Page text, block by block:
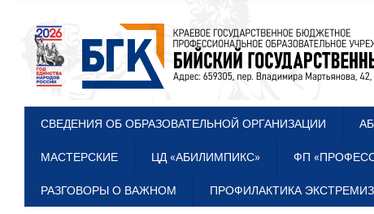
СВЕДЕНИЯ ОБ ОБРАЗОВАТЕЛЬНОЙ ОРГАНИЗАЦИИ
МАСТЕРСКИЕ ЦД «АБИЛИМПИКС» ФП
РАЗГОВОРЫ О ВАЖНОМ ПРОФИЛАКТИКА